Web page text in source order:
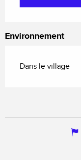
Environnement
Dans le village